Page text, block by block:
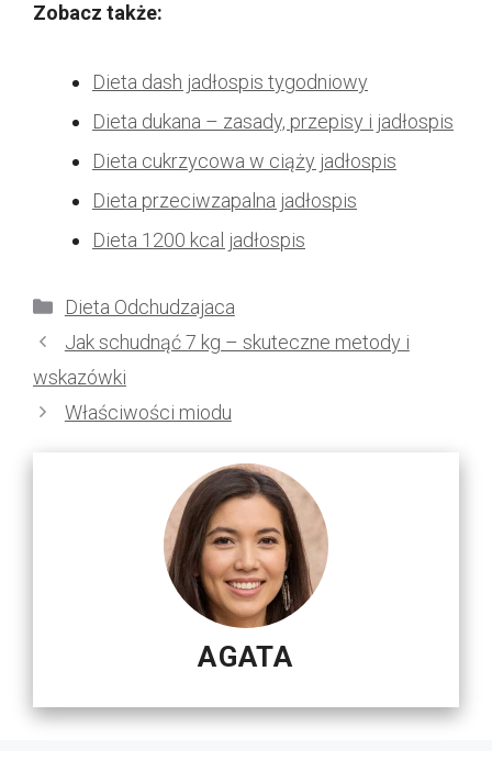
Zobacz także:
Dieta dash jadłospis tygodniowy
Dieta dukana – zasady, przepisy i jadłospis
Dieta cukrzycowa w ciąży jadłospis
Dieta przeciwzapalna jadłospis
Dieta 1200 kcal jadłospis
Kategorie
Dieta Odchudzajaca
Jak schudnąć 7 kg – skuteczne metody i
wskazówki
Właściwości miodu
AGATA